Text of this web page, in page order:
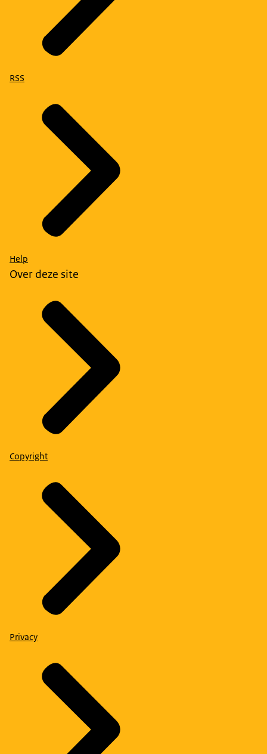
RSS
Help
Over deze site
Copyright
Privacy